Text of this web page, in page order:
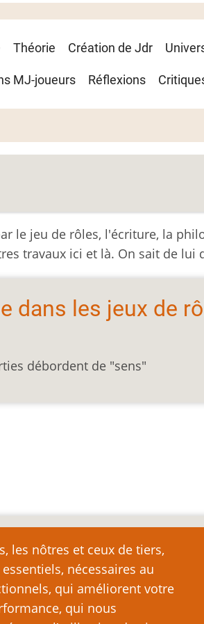
Théorie Création de Jdr
MJ-joueurs Réflexions
le jeu de rôles, l'écriture, la
travaux ici et là. On sait de lui
dans les jeux de
débordent de "sens"
les nôtres et ceux de tiers,
nécessaires au
qui améliorent votre
qui nous
cette page plutôt que de la copier
citation (c’est-à-dire, en règle
une grande partie ou la totalité du texte
publiquement (sites Web, blogs,